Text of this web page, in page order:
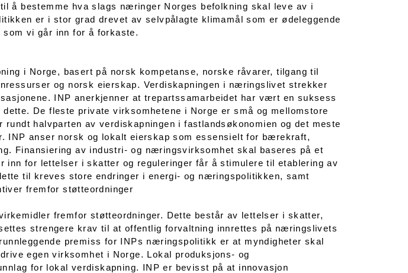
å bestemme hva slags næringer Norges befolkning skal leve av i
er i stor grad drevet av selvpålagte klimamål som er ødeleggende
vi går inn for å forkaste.
i Norge, basert på norsk kompetanse, norske råvarer, tilgang til
og norsk eierskap. Verdiskapningen i næringslivet strekker
INP anerkjenner at trepartssamarbeidet har vært en suksess
De fleste private virksomhetene i Norge er små og mellomstore
halvparten av verdiskapningen i fastlandsøkonomien og det meste
INP anser norsk og lokalt eierskap som essensielt for bærekraft,
Finansiering av industri- og næringsvirksomhet skal baseres på et
inn for lettelser i skatter og reguleringer får å stimulere til etablering av
til kreves store endringer i energi- og næringspolitikken, samt
fremfor støtteordninger
fremfor støtteordninger. Dette består av lettelser i skatter,
strengere krav til at offentlig forvaltning innrettes på næringslivets
premiss for INPs næringspolitikk er at myndigheter skal
egen virksomhet i Norge. Lokal produksjons- og
for lokal verdiskapning. INP er bevisst på at innovasjon